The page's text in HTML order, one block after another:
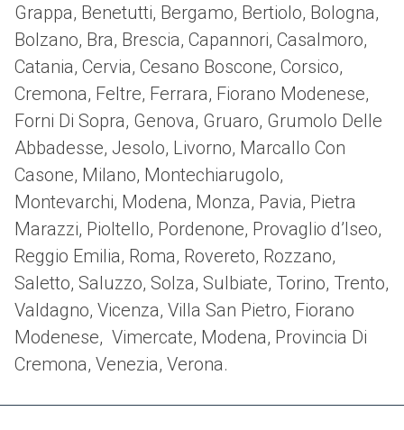
Grappa, Benetutti, Bergamo, Bertiolo, Bologna,
Bolzano, Bra, Brescia, Capannori, Casalmoro,
Catania, Cervia, Cesano Boscone, Corsico,
Cremona, Feltre, Ferrara, Fiorano Modenese,
Forni Di Sopra, Genova, Gruaro, Grumolo Delle
Abbadesse, Jesolo, Livorno, Marcallo Con
Casone, Milano, Montechiarugolo,
Montevarchi, Modena, Monza, Pavia, Pietra
Marazzi, Pioltello, Pordenone, Provaglio d’Iseo,
Reggio Emilia, Roma, Rovereto, Rozzano,
Saletto, Saluzzo, Solza, Sulbiate, Torino, Trento,
Valdagno, Vicenza, Villa San Pietro, Fiorano
Modenese, Vimercate, Modena, Provincia Di
Cremona, Venezia, Verona.